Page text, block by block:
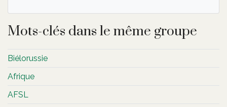
Mots-clés dans le même groupe
Biélorussie
Afrique
AFSL